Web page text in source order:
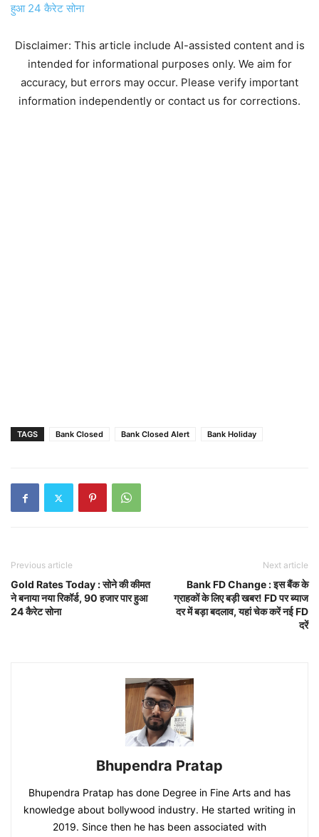
हुआ 24 कैरेट सोना
Disclaimer: This article include AI-assisted content and is
intended for informational purposes only. We aim for
accuracy, but errors may occur. Please verify important
information independently or contact us for corrections.
TAGS Bank Closed Bank Closed Alert Bank Holiday
Previous article
Gold Rates Today : सोने की कीमत
ने बनाया नया रिकॉर्ड, 90 हजार पार हुआ
24 कैरेट सोना
Next article
Bank FD Change : इस बैंक के
ग्राहकों के लिए बड़ी खबर! FD पर ब्याज
दर में बड़ा बदलाव, यहां चेक करें नई FD
दरें
Bhupendra Pratap
Bhupendra Pratap has done Degree in Fine Arts and has
knowledge about bollywood industry. He started writing in
2019. Since then he has been associated with